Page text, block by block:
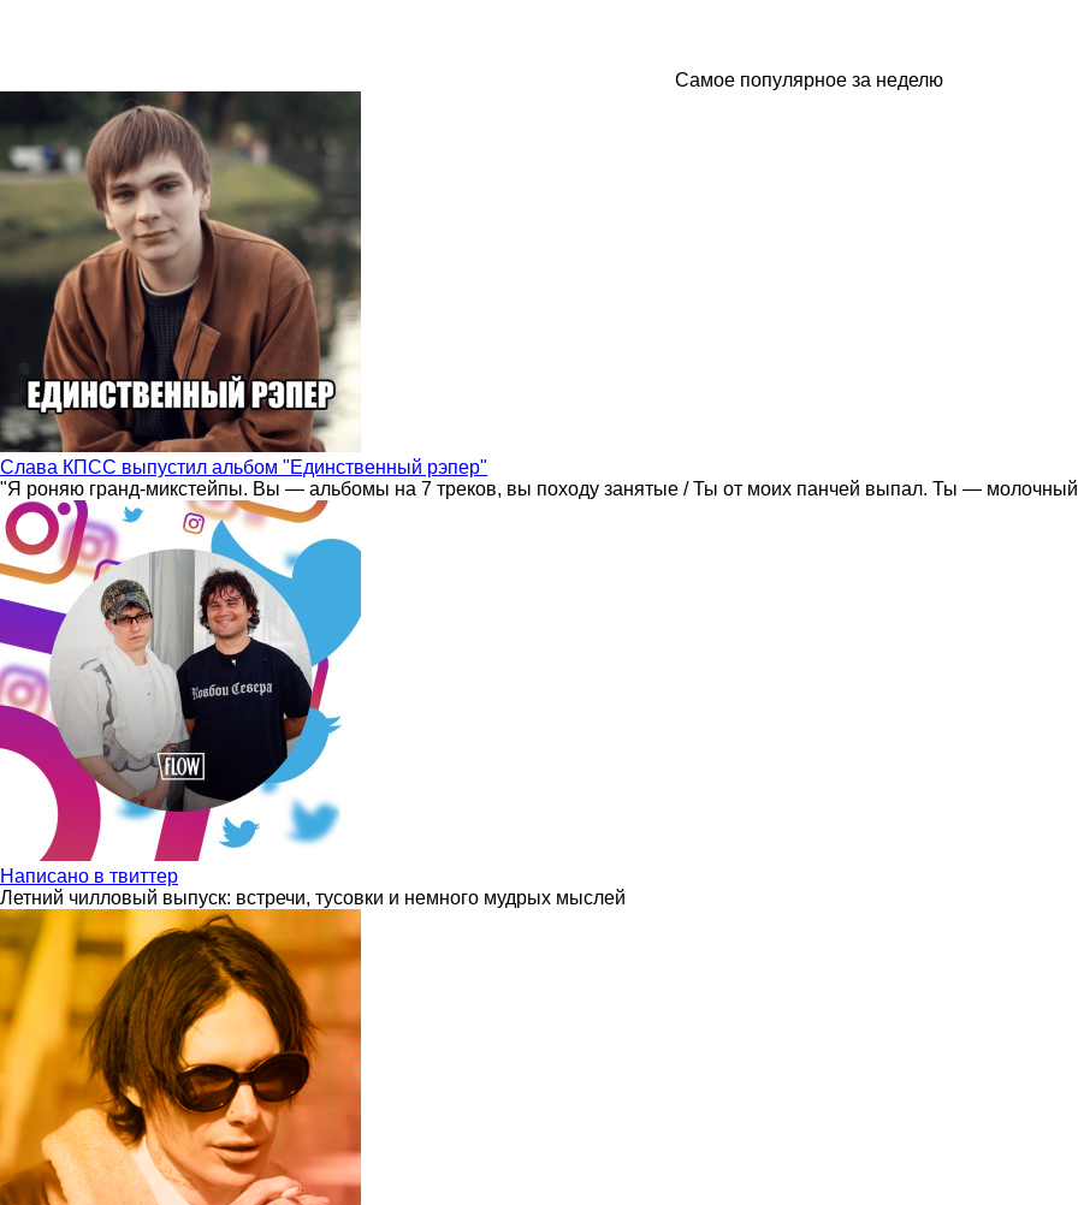
Самое популярное за неделю
Слава КПСС выпустил альбом "Единственный рэпер"
"Я роняю гранд-микстейпы. Вы — альбомы на 7 треков, вы походу занятые / Ты от моих панчей выпал. Ты —
Написано в твиттер
Летний чилловый выпуск: встречи, тусовки и немного мудрых мыслей